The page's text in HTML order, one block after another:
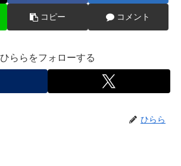
コピー コメント
ひららをフォローする
ひらら